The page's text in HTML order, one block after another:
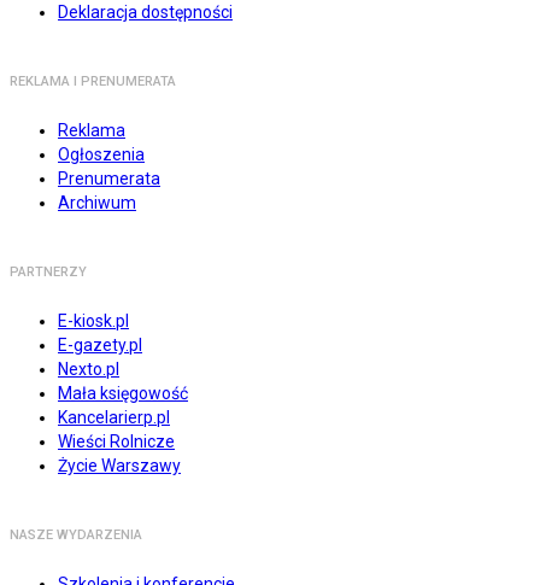
Deklaracja dostępności
REKLAMA I PRENUMERATA
Reklama
Ogłoszenia
Prenumerata
Archiwum
PARTNERZY
E-kiosk.pl
E-gazety.pl
Nexto.pl
Mała księgowość
Kancelarierp.pl
Wieści Rolnicze
Życie Warszawy
NASZE WYDARZENIA